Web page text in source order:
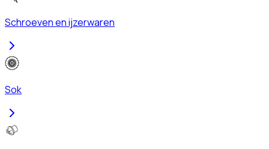
Schroeven en ijzerwaren
Sok